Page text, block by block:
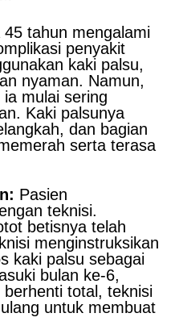
tahun mengalami
penyakit
kaki palsu,
nyaman. Namun,
mulai sering
Kaki palsunya
dan bagian
serta terasa
Pasien
teknisi.
betisnya telah
menginstruksikan
kaki palsu sebagai
bulan ke-6,
total, teknisi
untuk membuat